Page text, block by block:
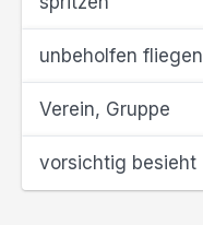
unbeholfen fliegen
Verein, Gruppe
vorsichtig besieht